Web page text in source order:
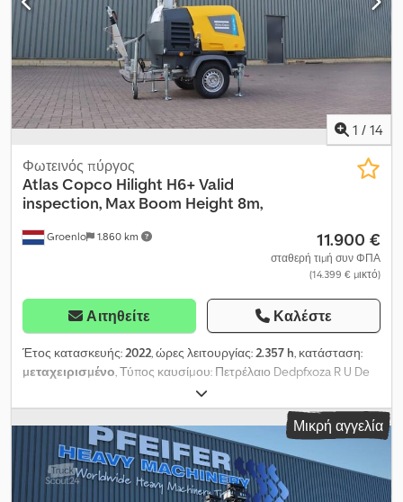
1 / 14
Groenlo 1.860 km
Φωτεινός πύργος
Atlas Copco Hilight H6+ Valid
inspection, Max Boom Height 8m,
11.900 €
σταθερή τιμή συν ΦΠΑ
(14.399 € μικτό)
Αιτηθείτε Καλέστε
Έτος κατασκευής:2022, ώρες λειτουργίας:2.357 h, κατάσταση:
μεταχειρισμένο, Τύπος καυσίμου: Πετρέλαιο Dedpfxoza R U De
Ahlewa Καινούργιο: Όχι Προορισμός: Κατασκευές Μάρκα
κινητήρα: Kubota Διαστάσεις χώρου φόρτωσης: 209 x 129 x 250
εκ. Αριθμός σειράς: ESF208610 Επικοινωνήστε με την PFEIFER
GROUP για περισσότερες πληροφορίες.
Μικρή αγγελία